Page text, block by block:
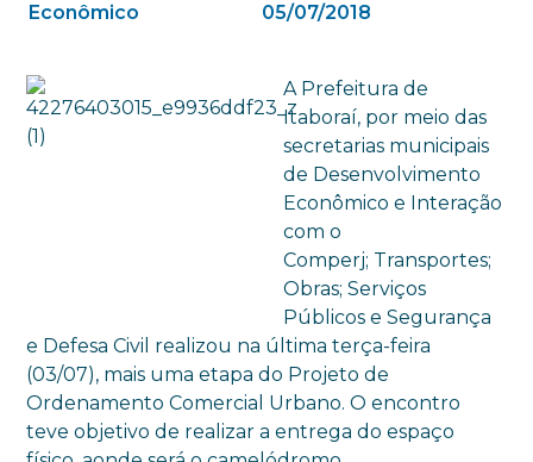
Econômico
05/07/2018
A Prefeitura de
Itaboraí, por meio das
secretarias municipais
de Desenvolvimento
Econômico e Interação
com o
Comperj; Transportes;
Obras; Serviços
Públicos e Segurança
e Defesa Civil realizou na última terça-feira
(03/07), mais uma etapa do Projeto de
Ordenamento Comercial Urbano. O encontro
teve objetivo de realizar a entrega do espaço